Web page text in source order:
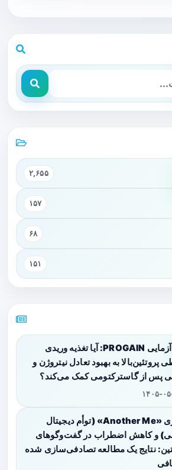
۲,۶۵۵
۱۵۷
۶۸
۱۵۱
طرح‌آزمایی PROGAIN: آیا تغذیه وریدی
پروتئین‌بالا به بهبود تعادل نیتروژن و
پس از گاسترکتومی کمک می‌کند؟
۰۵-۱۷
فناوری «Another Me» (توأم دیجیتال
و کاهش اضطراب در گفت‌وگوهای
نتایج یک مطالعه تصادفی‌سازی شده